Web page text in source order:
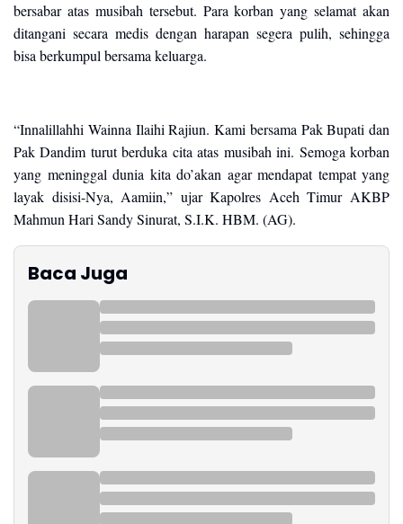
bersabar atas musibah tersebut. Para korban yang selamat akan
ditangani secara medis dengan harapan segera pulih, sehingga
bisa berkumpul bersama keluarga.
“Innalillahhi Wainna Ilaihi Rajiun. Kami bersama Pak Bupati dan
Pak Dandim turut berduka cita atas musibah ini. Semoga korban
yang meninggal dunia kita do’akan agar mendapat tempat yang
layak disisi-Nya, Aamiin,” ujar Kapolres Aceh Timur AKBP
Mahmun Hari Sandy Sinurat, S.I.K. HBM. (AG).
Baca Juga